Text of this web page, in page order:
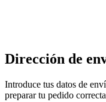
Dirección de
Introduce tus datos de
preparar tu pedido